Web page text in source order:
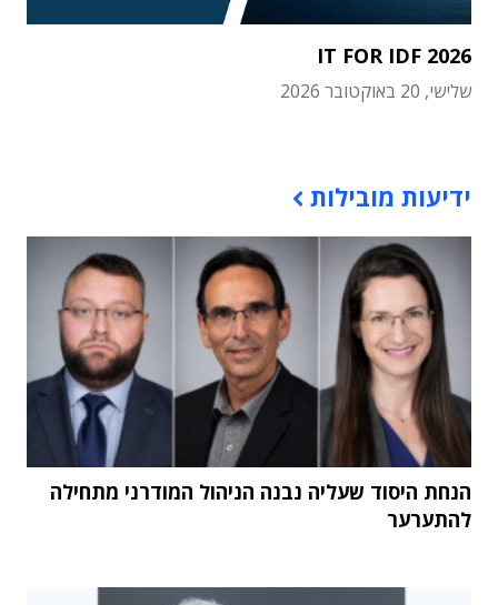
IT FOR IDF 2026
שלישי, 20 באוקטובר 2026
ידיעות מובילות
הנחת היסוד שעליה נבנה הניהול המודרני מתחילה
להתערער